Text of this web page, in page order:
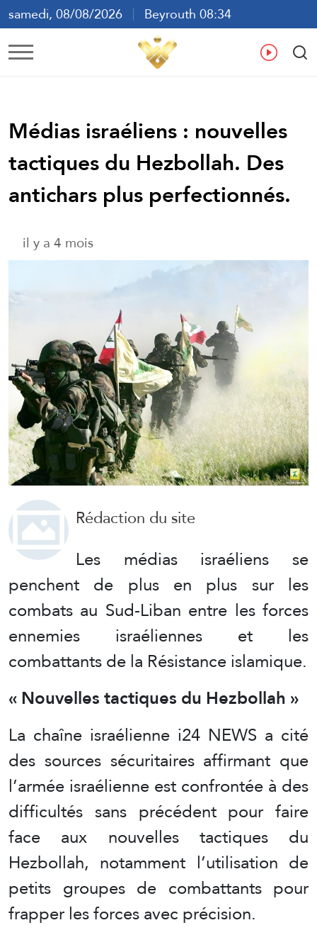
samedi, 08/08/2026
Beyrouth 08:34
ع
Médias israéliens : nouvelles
tactiques du Hezbollah. Des
antichars plus perfectionnés.
il y a 4 mois
Rédaction du site
Les médias israéliens se
penchent de plus en plus sur les
combats au Sud-Liban entre les forces
ennemies israéliennes et les
combattants de la Résistance islamique.
« Nouvelles tactiques du Hezbollah »
La chaîne israélienne i24 NEWS a cité
des sources sécuritaires affirmant que
l’armée israélienne est confrontée à des
difficultés sans précédent pour faire
face aux nouvelles tactiques du
Hezbollah, notamment l’utilisation de
petits groupes de combattants pour
frapper les forces avec précision.